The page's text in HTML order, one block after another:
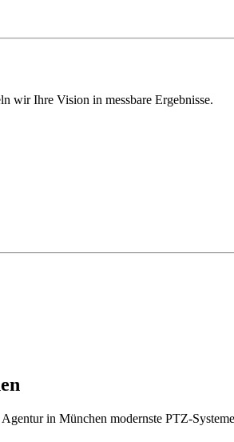
wir Ihre Vision in messbare Ergebnisse.
in München modernste PTZ-